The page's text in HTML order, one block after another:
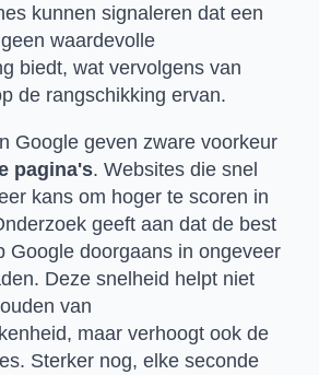
kunnen signaleren dat een
waardevolle
biedt, wat vervolgens van
de rangschikking ervan.
Google geven zware voorkeur
pagina's. Websites die snel
kans om hoger te scoren in
geeft aan dat de best
Google doorgaans in ongeveer
Deze snelheid helpt niet
van
maar verhoogt ook de
Sterker nog, elke seconde